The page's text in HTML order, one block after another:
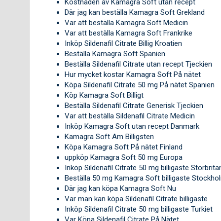
Där jag kan beställa Kamagra Soft Grekland
Var att beställa Kamagra Soft Medicin
Var att beställa Kamagra Soft Frankrike
Inköp Sildenafil Citrate Billig Kroatien
Beställa Kamagra Soft Spanien
Beställa Sildenafil Citrate utan recept Tjeckien
Hur mycket kostar Kamagra Soft På nätet
Köpa Sildenafil Citrate 50 mg På nätet Spanien
Köp Kamagra Soft Billigt
Beställa Sildenafil Citrate Generisk Tjeckien
Var att beställa Sildenafil Citrate Medicin
Inköp Kamagra Soft utan recept Danmark
Kamagra Soft Am Billigsten
Köpa Kamagra Soft På nätet Finland
uppköp Kamagra Soft 50 mg Europa
Inköp Sildenafil Citrate 50 mg billigaste
Beställa 50 mg Kamagra Soft billigaste
Där jag kan köpa Kamagra Soft Nu
Var man kan köpa Sildenafil Citrate billigaste
Inköp Sildenafil Citrate 50 mg billigaste Turkiet